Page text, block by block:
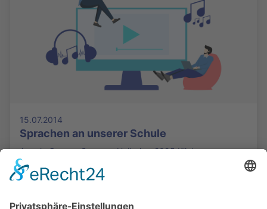
15.07.2014
Sprachen an unserer Schule
Angela Grosan, Susanne Holbein - 2095 Klicks